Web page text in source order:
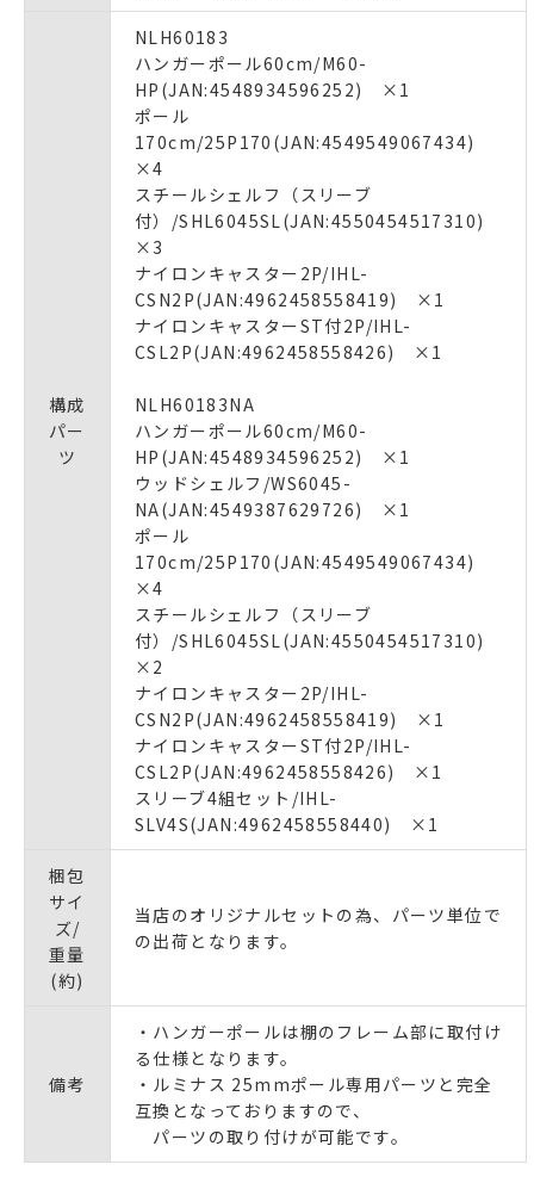
構成
パー
ツ
NLH60183
ハンガーポール60cm/M60-
HP(JAN:4548934596252) ×1
ポール
170cm/25P170(JAN:4549549067434)
×4
スチールシェルフ（スリーブ
付）/SHL6045SL(JAN:4550454517310)
×3
ナイロンキャスター2P/IHL-
CSN2P(JAN:4962458558419) ×1
ナイロンキャスターST付2P/IHL-
CSL2P(JAN:4962458558426) ×1
NLH60183NA
ハンガーポール60cm/M60-
HP(JAN:4548934596252) ×1
ウッドシェルフ/WS6045-
NA(JAN:4549387629726) ×1
ポール
170cm/25P170(JAN:4549549067434)
×4
スチールシェルフ（スリーブ
付）/SHL6045SL(JAN:4550454517310)
×2
ナイロンキャスター2P/IHL-
CSN2P(JAN:4962458558419) ×1
ナイロンキャスターST付2P/IHL-
CSL2P(JAN:4962458558426) ×1
スリーブ4組セット/IHL-
SLV4S(JAN:4962458558440) ×1
梱包
サイ
ズ/
重量
(約)
当店のオリジナルセットの為、パーツ単位で
の出荷となります。
備考
・ハンガーポールは棚のフレーム部に取付け
る仕様となります。
・ルミナス 25mmポール専用パーツと完全
互換となっておりますので、
パーツの取り付けが可能です。